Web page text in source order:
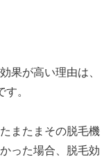
果が高い理由は、
す。
またまその脱毛機
った場合、脱毛効